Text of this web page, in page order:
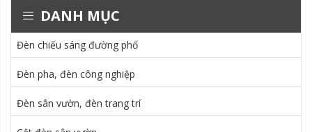
DANH MỤC
Đèn chiếu sáng đường phố
Đèn pha, đèn công nghiệp
Đèn sân vườn, đèn trang trí